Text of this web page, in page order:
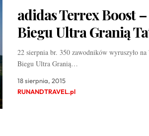
adidas Terrex Boost
Biegu Ultra Granią
22 sierpnia br. 350 zawodników wyruszyło
Biegu Ultra Granią…
18 sierpnia, 2015
RUNANDTRAVEL.pl